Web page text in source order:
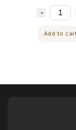
Add to